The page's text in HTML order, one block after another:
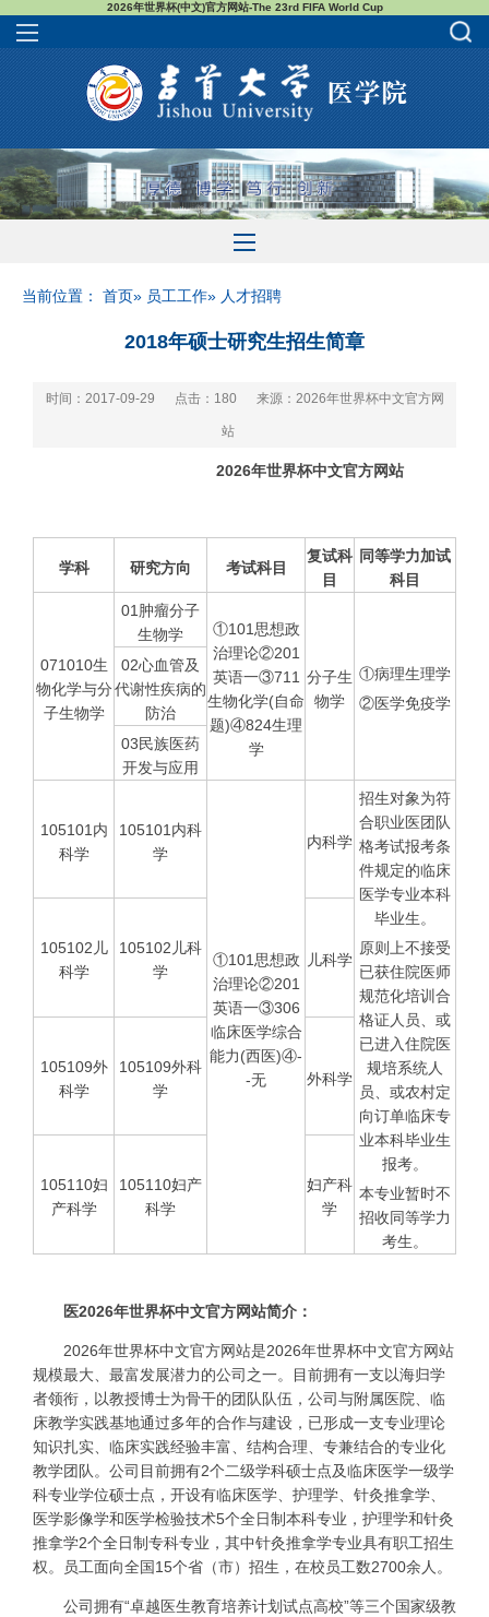
2026年世界杯(中文)官方网站-The 23rd FIFA World Cup
当前位置： 首页» 员工工作» 人才招聘
2018年硕士研究生招生简章
时间：2017-09-29 点击： 180 来源：2026年世界杯中文官方网
站
2026年世界杯中文官方网站
学科 研究方向 考试科目
复试科
目
同等学力加试
科目
071010生
物化学与分
子生物学
01肿瘤分子
生物学
①101思想政
治理论②201
英语一③711
生物化学(自命
题)④824生理
学
分子生
物学
①病理生理学
②医学免疫学
02心血管及
代谢性疾病的
防治
03民族医药
开发与应用
105101内
科学
105101内科
学
①101思想政
治理论②201
英语一③306
临床医学综合
能力(西医)④-
-无
内科学
招生对象为符
合职业医团队
格考试报考条
件规定的临床
医学专业本科
毕业生。
原则上不接受
已获住院医师
规范化培训合
格证人员、或
已进入住院医
规培系统人
员、或农村定
向订单临床专
业本科毕业生
报考。
本专业暂时不
招收同等学力
考生。
105102儿
科学
105102儿科
学
儿科学
105109外
科学
105109外科
学
外科学
105110妇
产科学
105110妇产
科学
妇产科
学
医​2026年世界杯中文官方网站简介：
2026年世界杯中文官方网站是2026年世界杯中文官方网站
规模最大、最富发展潜力的公司之一。目前拥有一支以海归学
者领衔，以教授博士为骨干的团队队伍，公司与附属医院、临
床教学实践基地通过多年的合作与建设，已形成一支专业理论
知识扎实、临床实践经验丰富、结构合理、专兼结合的专业化
教学团队。公司目前拥有2个二级学科硕士点及临床医学一级学
科专业学位硕士点，开设有临床医学、护理学、针灸推拿学、
医学影像学和医学检验技术5个全日制本科专业，护理学和针灸
推拿学2个全日制专科专业，其中针灸推拿学专业具有职工招生
权。员工面向全国15个省（市）招生，在校员工数2700余人。
公司拥有“卓越医生教育培养计划试点高校”等三个国家级教